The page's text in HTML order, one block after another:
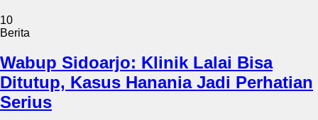
10
Berita
Wabup Sidoarjo: Klinik Lalai Bisa
Ditutup, Kasus Hanania Jadi Perhatian
Serius